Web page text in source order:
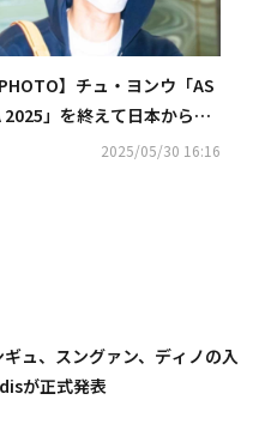
PHOTO】チュ・ヨンウ「AS
2025」を終えて日本から帰
2025/05/30 16:16
ギュ、スングァン、ディノの入
が正式発表